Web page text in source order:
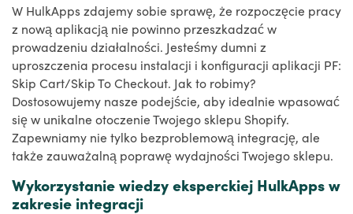
W HulkApps zdajemy sobie sprawę, że rozpoczęcie pracy
z nową aplikacją nie powinno przeszkadzać w
prowadzeniu działalności. Jesteśmy dumni z
uproszczenia procesu instalacji i konfiguracji aplikacji PF:
Skip Cart/Skip To Checkout. Jak to robimy?
Dostosowujemy nasze podejście, aby idealnie wpasować
się w unikalne otoczenie Twojego sklepu Shopify.
Zapewniamy nie tylko bezproblemową integrację, ale
także zauważalną poprawę wydajności Twojego sklepu.
Wykorzystanie wiedzy eksperckiej HulkApps w
zakresie integracji